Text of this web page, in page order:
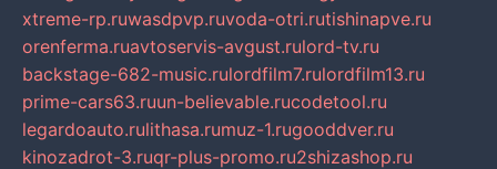
xtreme-rp.ruwasdpvp.ruvoda-otri.rutishinapve.ru
orenferma.ruavtoservis-avgust.rulord-tv.ru
backstage-682-music.rulordfilm7.rulordfilm13.ru
prime-cars63.ruun-believable.rucodetool.ru
legardoauto.rulithasa.rumuz-1.rugooddver.ru
kinozadrot-3.ruqr-plus-promo.ru2shizashop.ru